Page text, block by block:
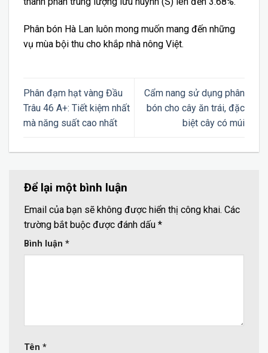
Phân bón Hà Lan luôn mong muốn mang đến những
vụ mùa bội thu cho khắp nhà nông Việt.
Phân đạm hạt vàng Đầu
Trâu 46 A+: Tiết kiệm nhất
mà năng suất cao nhất
Cẩm nang sử dụng phân
bón cho cây ăn trái, đặc
biệt cây có múi
Để lại một bình luận
Email của bạn sẽ không được hiển thị công khai. Các
trường bắt buộc được đánh dấu *
Bình luận *
Tên *